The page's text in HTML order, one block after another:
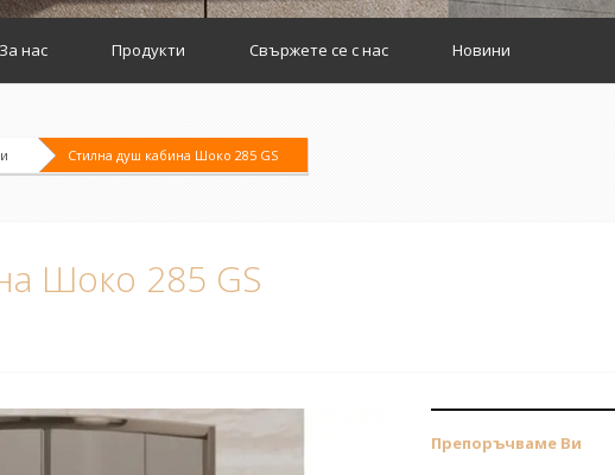
За нас Продукти Свържете се с нас Новини
Стилна душ кабина Шоко 285 GS
Шоко 285 GS
Препоръчваме Ви